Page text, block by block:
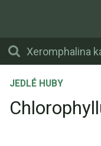
JEDLÉ HUBY